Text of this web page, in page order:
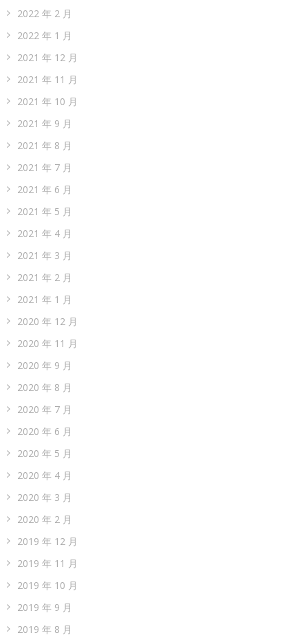
2022 年 2 月
2022 年 1 月
2021 年 12 月
2021 年 11 月
2021 年 10 月
2021 年 9 月
2021 年 8 月
2021 年 7 月
2021 年 6 月
2021 年 5 月
2021 年 4 月
2021 年 3 月
2021 年 2 月
2021 年 1 月
2020 年 12 月
2020 年 11 月
2020 年 9 月
2020 年 8 月
2020 年 7 月
2020 年 6 月
2020 年 5 月
2020 年 4 月
2020 年 3 月
2020 年 2 月
2019 年 12 月
2019 年 11 月
2019 年 10 月
2019 年 9 月
2019 年 8 月